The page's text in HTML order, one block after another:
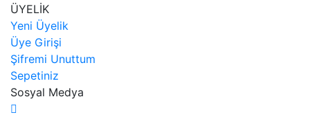
ÜYELİK
Yeni Üyelik
Üye Girişi
Şifremi Unuttum
Sepetiniz
Sosyal Medya